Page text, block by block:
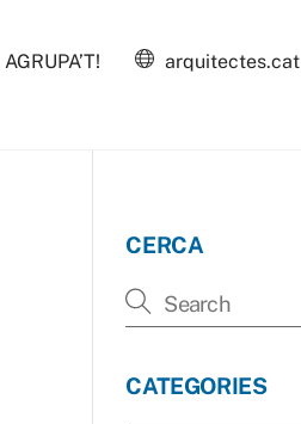
AGRUPA’T! arquitectes.cat
CERCA
CATEGORIES